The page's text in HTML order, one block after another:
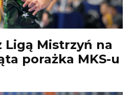
Ligą Mistrzyń na
porażka MKS-u